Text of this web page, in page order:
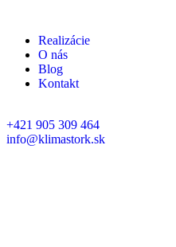
Realizácie
O nás
Blog
Kontakt
+421 905 309 464
info@klimastork.sk